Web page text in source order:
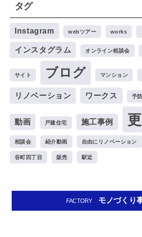
イ
ブ
タグ
Instagram webツアー works
インスタグラム オンライン相談会
サイト ブログ マンション
リノベーション ワークス 予防
動画 戸建住宅 施工事例
相談会 紹介動画 自由にリノベーション
谷町四丁目 販売 駅近
FACTORY モノづくり